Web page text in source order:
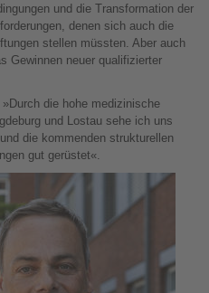
und die Transformation der
denen sich auch die
stellen müssten. Aber auch
Gewinnen neuer qualifizierter
die hohe medizinische
und Lostau sehe ich uns
die kommenden strukturellen
gut gerüstet«.